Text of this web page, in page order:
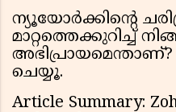
ന്യൂയോർക്കിന്റെ
മാറ്റത്തെക്കുറിച്ച്
ചെയ്യൂ.
Article Summary: